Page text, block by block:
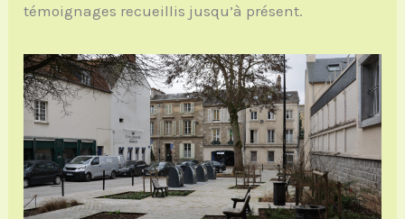
témoignages recueillis jusqu’à présent.